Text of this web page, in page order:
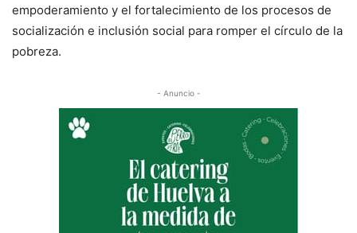
empoderamiento y el fortalecimiento de los procesos de
socialización e inclusión social para romper el círculo de la
pobreza.
- Anuncio -